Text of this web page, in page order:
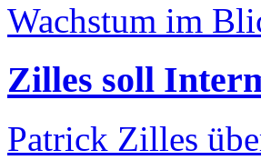
Wachstum im
Zilles soll
Patrick Zilles